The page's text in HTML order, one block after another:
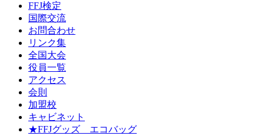
FFJ検定
国際交流
お問合わせ
リンク集
全国大会
役員一覧
アクセス
会則
加盟校
キャビネット
★FFJグッズ エコバッグ